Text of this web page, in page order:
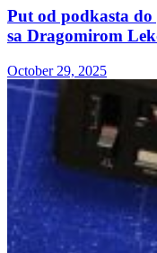
Put od podkasta
sa Dragomirom
October 29, 2025